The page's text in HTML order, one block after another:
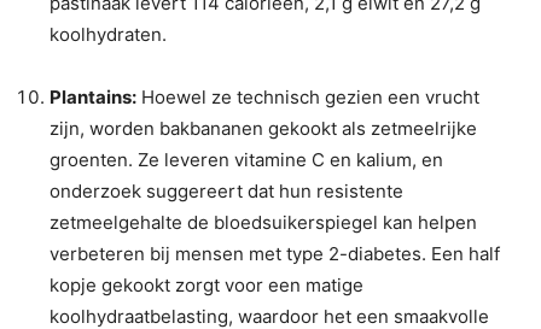
koolhydraten.
Plantains: Hoewel ze technisch gezien een vrucht
zijn, worden bakbananen gekookt als zetmeelrijke
groenten. Ze leveren vitamine C en kalium, en
onderzoek suggereert dat hun resistente
zetmeelgehalte de bloedsuikerspiegel kan helpen
verbeteren bij mensen met type 2-diabetes. Een half
kopje gekookt zorgt voor een matige
koolhydraatbelasting, waardoor het een smaakvolle